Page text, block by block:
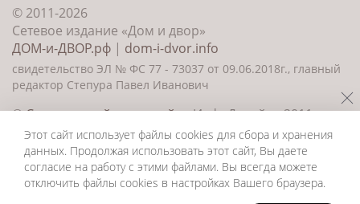
© 2011-2026
Сетевое издание «Дом и двор»
ДОМ-и-ДВОР.рф | dom-i-dvor.info
свидетельство ЭЛ № ФС 77 - 73037 от 09.06.2018г., главный
редактор Степура Павел Иванович
©Создание сайта и дизайн«ИнфоДизайн» 2011—
2026
Этот сайт использует файлы cookies для сбора и хранения
данных. Продолжая использовать этот сайт, Вы даете
согласие на работу с этими файлами. Вы всегда можете
отключить файлы cookies в настройках Вашего браузера.